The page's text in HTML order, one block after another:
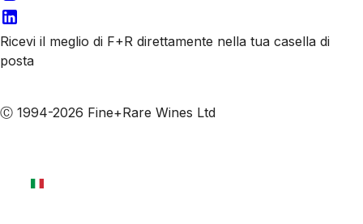
Ricevi il meglio di F+R direttamente nella tua casella di
posta
Ⓒ 1994-2026 Fine+Rare Wines Ltd